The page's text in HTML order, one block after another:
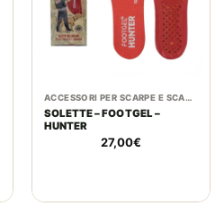
ACCESSORI PER SCARPE E SCARPONI
SOLETTE – FOOTGEL –
HUNTER
27,00€